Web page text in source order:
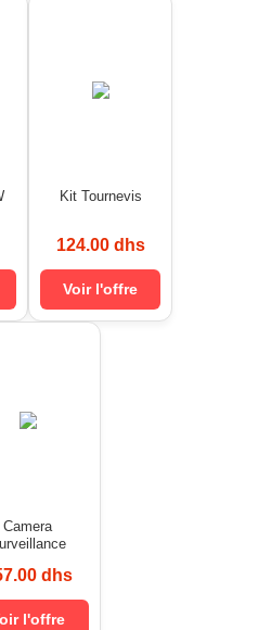
Kit Tournevis
124.00 dhs
Voir l'offre
Camera
dhs
l'offre